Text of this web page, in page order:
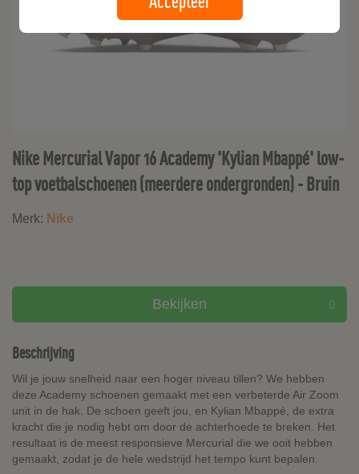
Nike Mercurial Vapor 16 Academy 'Kylian Mbappé' low-
top voetbalschoenen (meerdere ondergronden) - Bruin
Merk: Nike
Bekijken
Beschrijving
Wil je jouw snelheid naar een hoger niveau tillen? We hebben
deze Academy schoenen gemaakt met een verbeterde Air Zoom
unit in de hak. De schoen geeft jou, en Kylian Mbappé, de extra
kracht die je nodig hebt om door de achterhoede te breken. Het
resultaat is de meest responsieve Mercurial die we ooit hebben
gemaakt, zodat je de hele wedstrijd het tempo kunt bepalen.